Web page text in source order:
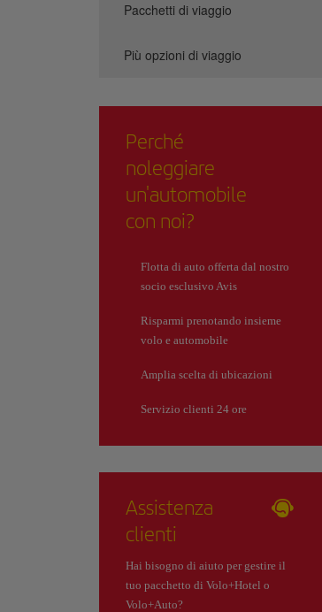
Pacchetti di viaggio
Più opzioni di viaggio
Perché
noleggiare
un'automobile
con noi?
Flotta di auto offerta dal nostro
socio esclusivo Avis
Risparmi prenotando insieme
volo e automobile
Amplia scelta di ubicazioni
Servizio clienti 24 ore
Assistenza
clienti
Hai bisogno di aiuto per gestire il
tuo pacchetto di Volo+Hotel o
Volo+Auto?